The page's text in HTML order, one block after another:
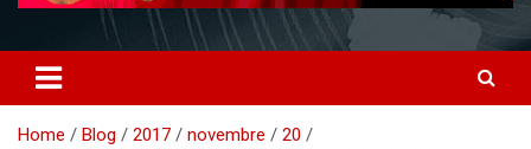
Home Blog 2017 novembre
20